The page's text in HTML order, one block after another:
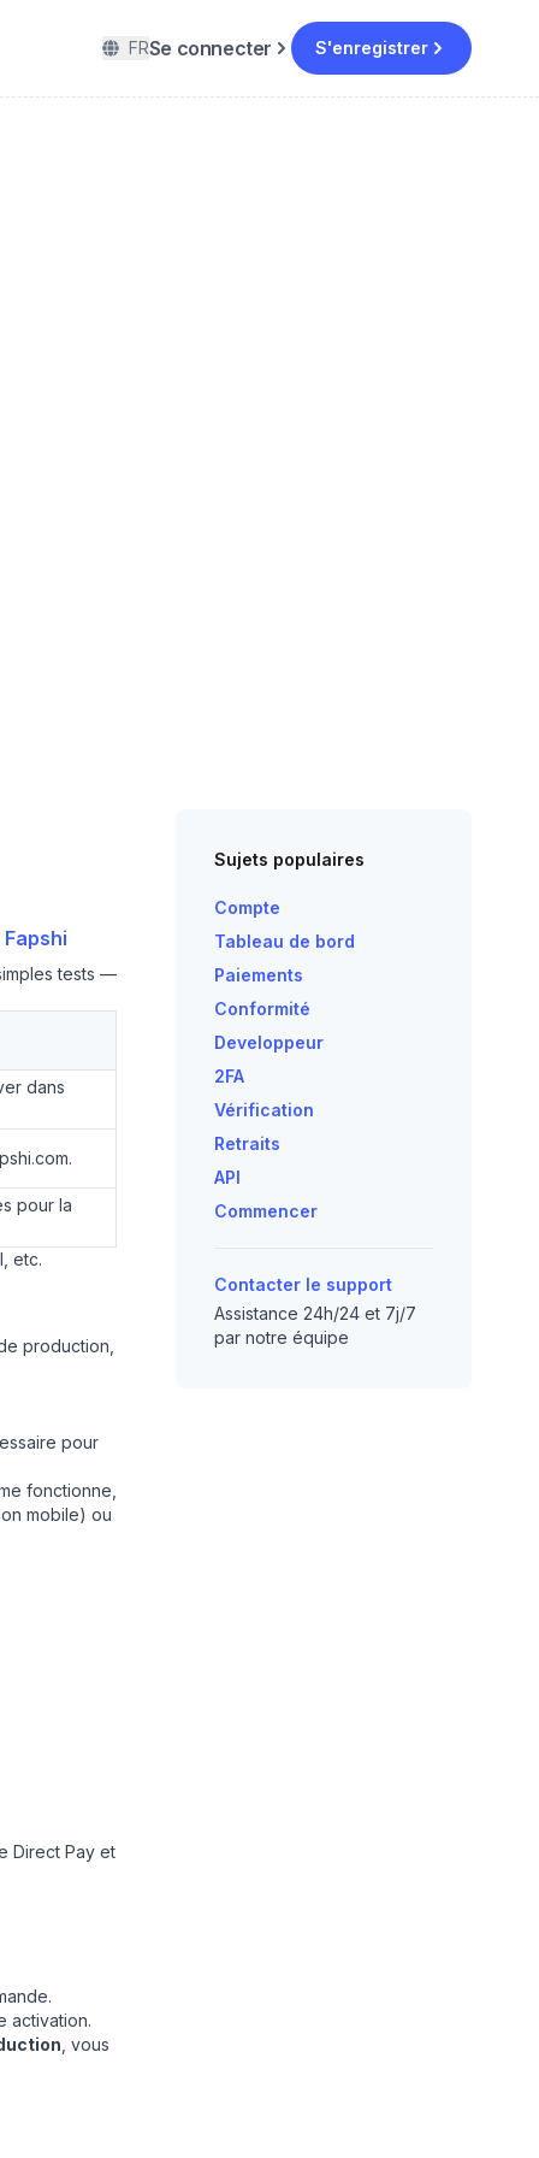
FRSe connecter S'enregistrer
tests —
dans
pour la
etc.
production,
pour
fonctionne,
mobile) ou
Direct Pay et
activation.
, vous
Sujets populaires
Compte
Tableau de bord
Paiements
Conformité
Developpeur
2FA
Vérification
Retraits
API
Commencer
Contacter le support
Assistance 24h/24 et 7j/7
par notre équipe